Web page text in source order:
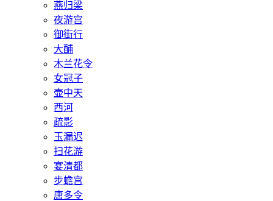
燕归梁
夜游宫
御街行
大酺
木兰花令
女冠子
壶中天
西河
疏影
玉漏迟
扫花游
宴清都
步蟾宫
唐多令